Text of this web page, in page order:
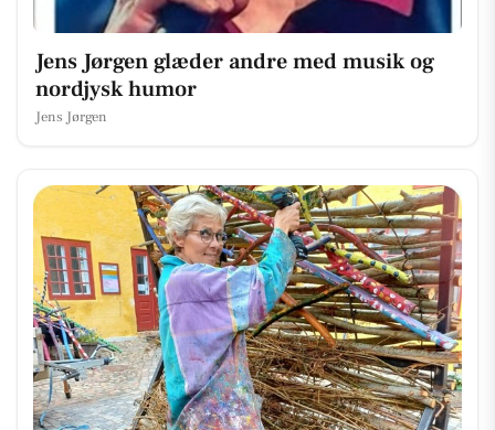
Jens Jørgen glæder andre med musik og
nordjysk humor
Jens Jørgen